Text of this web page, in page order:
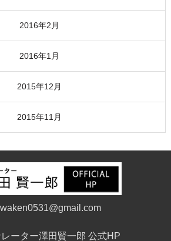
2016年2月
2016年1月
2015年12月
2015年11月
ーター澤田賢一郎 公式HP